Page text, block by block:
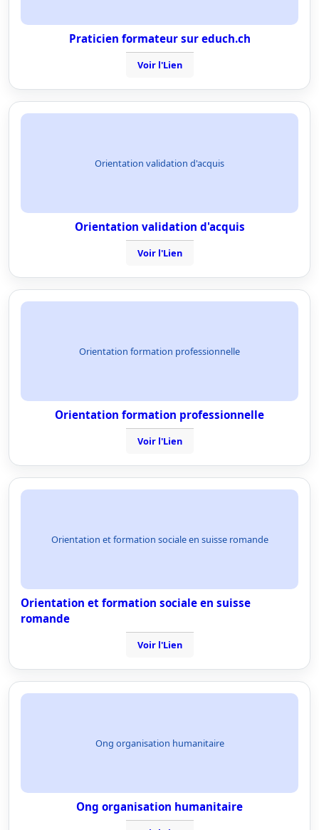
Praticien formateur sur educh.ch
Voir l'Lien
Orientation validation d'acquis
Orientation validation d'acquis
Voir l'Lien
Orientation formation professionnelle
Orientation formation professionnelle
Voir l'Lien
Orientation et formation sociale en suisse romande
Orientation et formation sociale en suisse
romande
Voir l'Lien
Ong organisation humanitaire
Ong organisation humanitaire